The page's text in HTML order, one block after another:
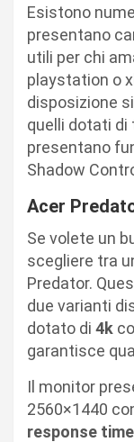
Esistono
presentano
utili per chi
playstation o
disposizione
quelli dotati di
presentano
Shadow
Acer
Se volete un
scegliere tra
Predator.
due varianti
dotato di 4k
garantisce
Il monitor
2560×1440
response time